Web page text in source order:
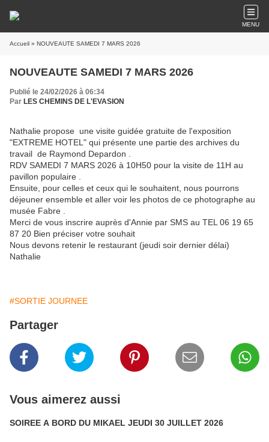
MENU
Accueil » NOUVEAUTE SAMEDI 7 MARS 2026
NOUVEAUTE SAMEDI 7 MARS 2026
Publié le 24/02/2026 à 06:34
Par LES CHEMINS DE L'EVASION
Nathalie propose une visite guidée gratuite de l'exposition
"EXTREME HOTEL" qui présente une partie des archives du
travail de Raymond Depardon .
RDV SAMEDI 7 MARS 2026 à 10H50 pour la visite de 11H au
pavillon populaire .
Ensuite, pour celles et ceux qui le souhaitent, nous pourrons
déjeuner ensemble et aller voir les photos de ce photographe au
musée Fabre .
Merci de vous inscrire auprès d'Annie par SMS au TEL 06 19 65
87 20 Bien préciser votre souhait
Nous devons retenir le restaurant (jeudi soir dernier délai)
Nathalie
#SORTIE JOURNEE
Partager
Vous aimerez aussi
SOIREE A BORD DU MIKAEL JEUDI 30 JUILLET 2026